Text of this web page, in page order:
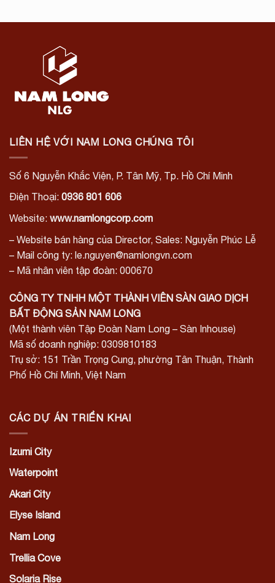
LIÊN HỆ VỚI NAM LONG CHÚNG TÔI
Số 6 Nguyễn Khắc Viện, P. Tân Mỹ, Tp. Hồ Chí Minh
Điện Thoại: 0936 801 606
Website: www.namlongcorp.com
– Website bán hàng của Director, Sales: Nguyễn Phúc Lễ
– Mail công ty: le.nguyen@namlongvn.com
– Mã nhân viên tập đoàn: 000670
CÔNG TY TNHH MỘT THÀNH VIÊN SÀN GIAO DỊCH
BẤT ĐỘNG SẢN NAM LONG
(Một thành viên Tập Đoàn Nam Long – Sàn Inhouse)
Mã số doanh nghiệp: 0309810183
Trụ sở: 151 Trần Trọng Cung, phường Tân Thuận, Thành
Phố Hồ Chí Minh, Việt Nam
CÁC DỰ ÁN TRIỂN KHAI
Izumi City
Waterpoint
Akari City
Elyse Island
Nam Long
Trellia Cove
Solaria Rise